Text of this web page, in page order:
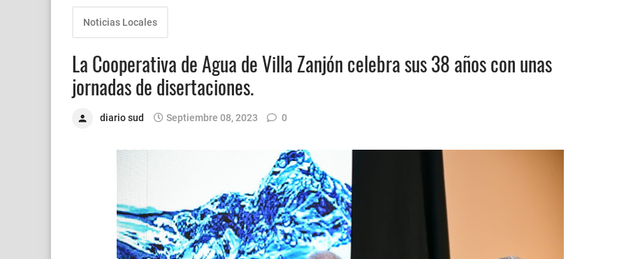
Noticias Locales
La Cooperativa de Agua de Villa Zanjón celebra sus 38 años con unas
jornadas de disertaciones.
diario sud Septiembre 08, 2023 0